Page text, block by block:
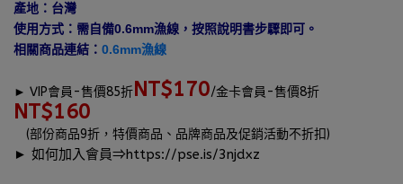
產地：台灣
使用方式：需自備0.6mm漁線，按照說明書步驟即可。
相關商品連結： 0.6mm漁線
► VIP會員-售價85折 NT$170/金卡會員-售價8折
NT$160
(部份商品9折，特價商品、品牌商品及促銷活動不折扣)
► 如何加入會員⇒https://pse.is/3njdxz